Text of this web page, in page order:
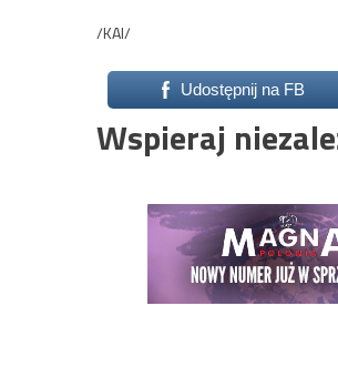
/KAI/
Udostępnij na FB
Wspieraj